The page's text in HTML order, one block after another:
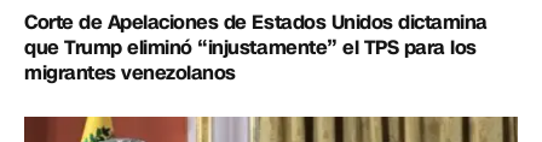
Corte de Apelaciones de Estados Unidos dictamina
que Trump eliminó “injustamente” el TPS para los
migrantes venezolanos